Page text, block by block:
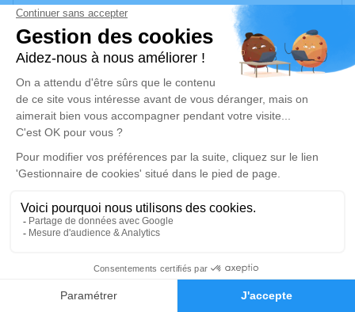
Faire-part Hommages
laisser vos condoléances, partager des photos
souvenirs, une anecdote ou exprimer vos pensées
à travers des poèmes ou des textes. Cet endroit
est un lieu d'expression dédié à honorer la
mémoire de Marie ARCHIMBAUD.
Cérémonie
samedi 06 décembre 2025 à 10h00
EGLISE DE FLACE rue de la Liberté
71000 Flacé-lès-Mâcon